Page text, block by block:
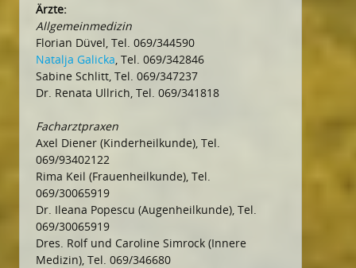
Ärzte:
Allgemeinmedizin
Florian Düvel, Tel. 069/344590
Natalja Galicka , Tel. 069/342846
Sabine Schlitt, Tel. 069/347237
Dr. Renata Ullrich, Tel. 069/341818
Facharztpraxen
Axel Diener (Kinderheilkunde), Tel.
069/93402122
Rima Keil (Frauenheilkunde), Tel.
069/30065919
Dr. Ileana Popescu (Augenheilkunde), Tel.
069/30065919
Dres. Rolf und Caroline Simrock (Innere
Medizin), Tel. 069/346680